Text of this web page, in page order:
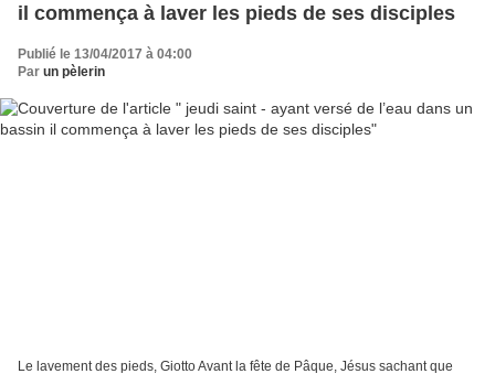
il commença à laver les pieds de ses disciples
Publié le 13/04/2017 à 04:00
Par un pèlerin
Le lavement des pieds, Giotto Avant la fête de Pâque, Jésus sachant que